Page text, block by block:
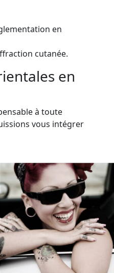
en
cutanée.
en
à toute
vous intégrer